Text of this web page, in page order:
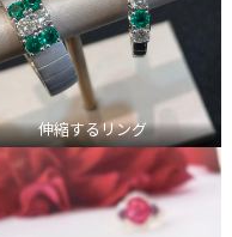
伸縮するリング